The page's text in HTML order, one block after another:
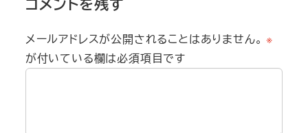
メールアドレスが公開されることはありません。 ※
が付いている欄は必須項目です